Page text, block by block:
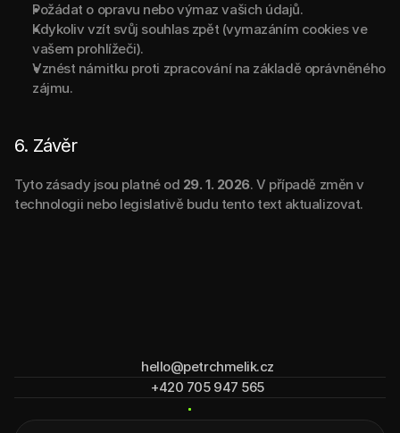
Požádat o opravu nebo výmaz vašich údajů.
Kdykoliv vzít svůj souhlas zpět (vymazáním cookies ve
vašem prohlížeči).
Vznést námitku proti zpracování na základě oprávněného
zájmu.
6. Závěr
Tyto zásady jsou platné od 29. 1. 2026. V případě změn v
technologii nebo legislativě budu tento text aktualizovat.
hello@petrchmelik.cz
+420 705 947 565